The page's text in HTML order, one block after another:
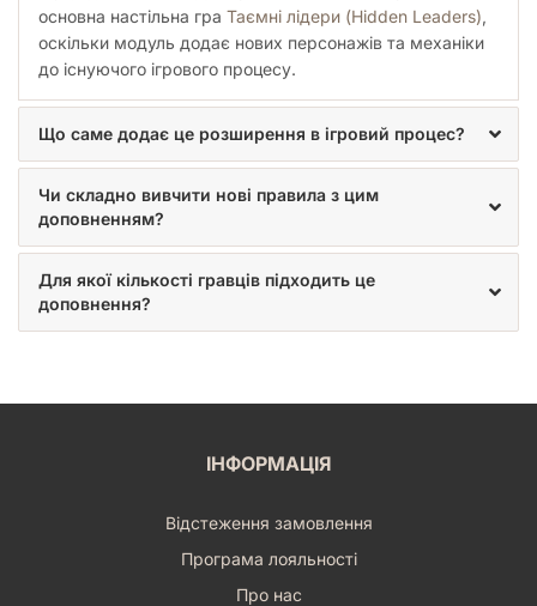
артефакту таку кількість жетонів артефакту, яку зображено
на цій карті.
Кожен цей жетон - це одна активація карти. Учасники
можуть у свій хід скинути один жетон з карти, щоб
активувати її властивість.
Активувати артефакт можна тільки один раз у хід.
Додатковим правилом є час активації: артефакти із
кроку у свій хід, артефакти з пісочним годинником - під час
четвертого кроку.
основна настільна гра Таємні лідери (Hidden Leaders),
оскільки модуль додає нових персонажів та механіки
до існуючого ігрового процесу.
Що саме додає це розширення в ігровий процес?
Чи складно вивчити нові правила з цим
доповненням?
Для якої кількості гравців підходить це
доповнення?
ІНФОРМАЦІЯ
Відстеження замовлення
Програма лояльності
Про нас